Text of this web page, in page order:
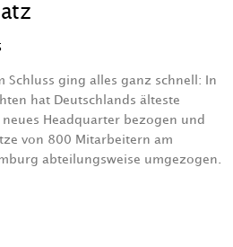
Schluss ging alles ganz schnell: In
hat Deutschlands älteste
Headquarter bezogen und
von 800 Mitarbeitern am
abteilungsweise umgezogen.